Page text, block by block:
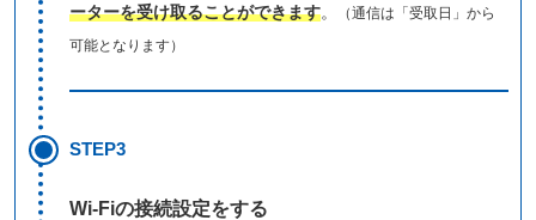
ーターを受け取ることができます。 （通信は「受取日」から
可能となります）
STEP3
Wi-Fiの接続設定をする